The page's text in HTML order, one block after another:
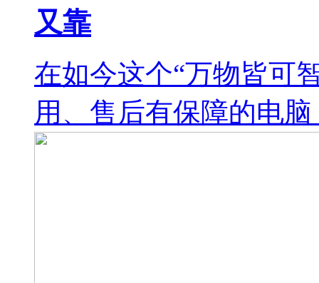
又靠
在如今这个“万物皆可
用、售后有保障的电